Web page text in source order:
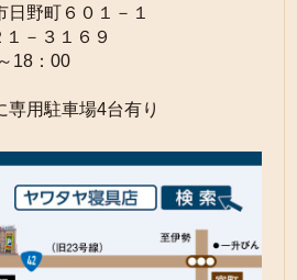
野町６０１－１
－３１６９
18：00
専用駐車場4台有り